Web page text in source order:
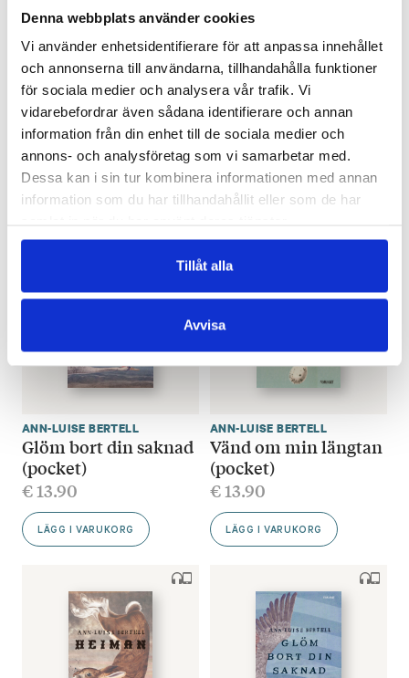
Denna webbplats använder cookies
Vi använder enhetsidentifierare för att anpassa innehållet
och annonserna till användarna, tillhandahålla funktioner
för sociala medier och analysera vår trafik. Vi
vidarebefordrar även sådana identifierare och annan
information från din enhet till de sociala medier och
annons- och analysföretag som vi samarbetar med.
Dessa kan i sin tur kombinera informationen med annan
information som du har tillhandahållit eller som de har
Tillåt alla
Avvisa
ANN-LUISE BERTELL
Skuggas – pocket
€13.90
SLUT I LAGER
ANN-LUISE BERTELL
Skuggas
€ 33.80
LÄGG I VARUKORG
ANN-LUISE BERTELL
Glöm bort din saknad
(pocket)
€13.90
LÄGG I VARUKORG
ANN-LUISE BERTELL
Vänd om min längtan
(pocket)
€13.90
LÄGG I VARUKORG